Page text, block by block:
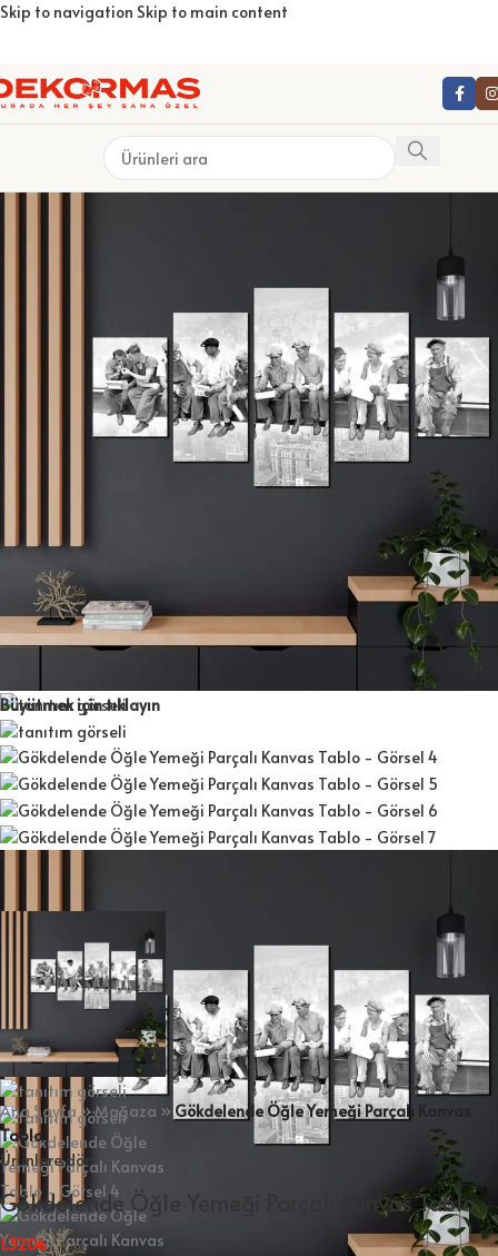
Skip to navigation Skip to main content
Büyütmek için tıklayın
Ana Sayfa»Mağaza »Gökdelende Öğle Yemeği Parçalı Kanvas
Tablo
Ürünlere dön
Gökdelende Öğle Yemeği Parçalı Kanvas Tablo
1.320₺